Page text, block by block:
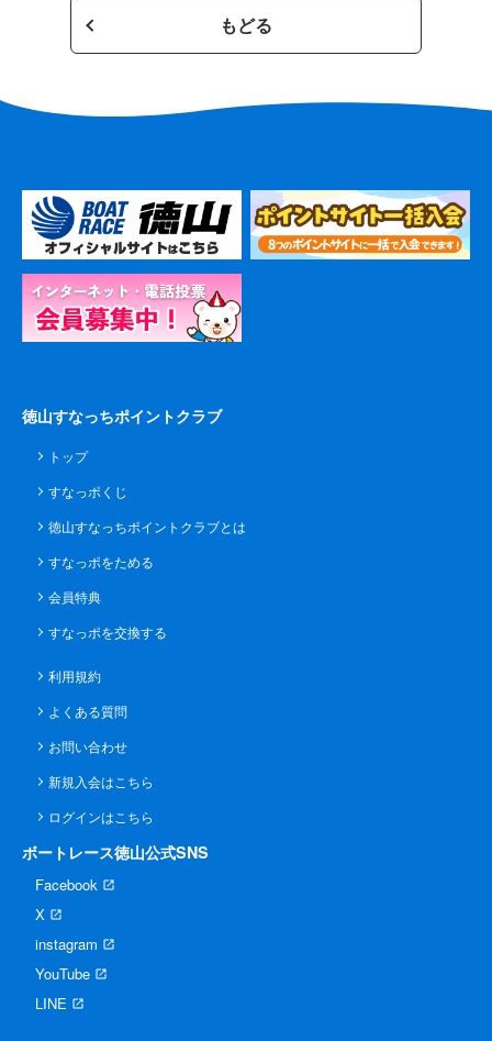
もどる
徳山すなっちポイントクラブ
トップ
すなっポくじ
徳山すなっちポイントクラブとは
すなっポをためる
会員特典
すなっポを交換する
利用規約
よくある質問
お問い合わせ
新規入会はこちら
ログインはこちら
ボートレース徳山公式SNS
Facebook
X
instagram
YouTube
LINE